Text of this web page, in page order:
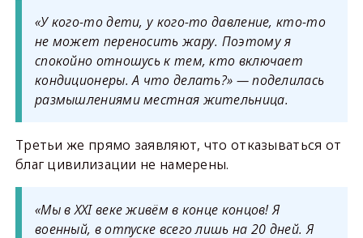
«У кого-то дети, у кого-то давление, кто-то
не может переносить жару. Поэтому я
спокойно отношусь к тем, кто включает
кондиционеры. А что делать?» — поделилась
размышлениями местная жительница.
Третьи же прямо заявляют, что отказываться от
благ цивилизации не намерены.
«Мы в XXI веке живём в конце концов! Я
военный, в отпуске всего лишь на 20 дней. Я